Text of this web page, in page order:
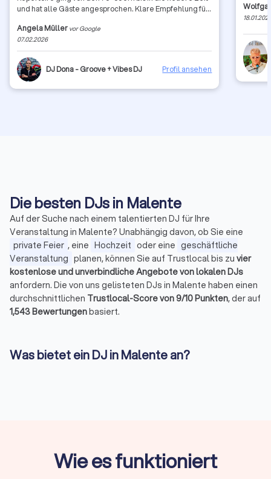
und hat alle Gäste angesprochen. Klare Empfehlung für
Angela Müller vor Google
07.02.2026
DJ Dona - Groove + Vibes DJ Profil ansehen
Die besten DJs in Malente
Auf der Suche nach einem talentierten DJ für Ihre
Veranstaltung in Malente? Unabhängig davon, ob Sie eine
private Feier , eine Hochzeit oder eine geschäftliche
Veranstaltung planen, können Sie auf Trustlocal bis zu vier
kostenlose und unverbindliche Angebote von lokalen DJs
anfordern. Die von uns gelisteten DJs in Malente haben einen
durchschnittlichen Trustlocal-Score von 9/10 Punkten, der auf
1,543 Bewertungenbasiert.
Was bietet ein DJ in Malente an?
Wie es funktioniert